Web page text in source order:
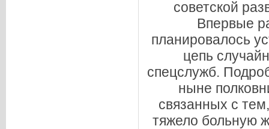
советской
Впервые
планировалось
цепь
спецслужб.
ныне
связанных с
тяжело больную